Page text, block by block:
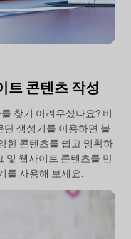
트 콘텐츠 작성
찾기 어려우셨나요? 비
생성기를 이용하면 블
한 콘텐츠를 쉽고 명확하
및 웹사이트 콘텐츠를 만
를 사용해 보세요.